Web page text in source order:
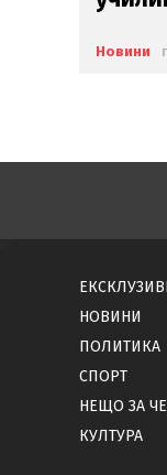
Новини
НОВИНИ
ПОЛИТИКА
СПОРТ
НЕЩО ЗА
КУЛТУРА